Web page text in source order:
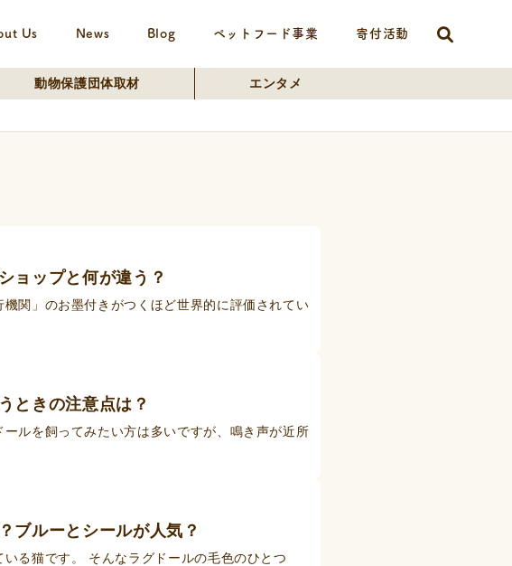
Us News Blog ペットフード事業 寄付活動
動物保護団体取材 エンタメ
ョップと何が違う？
関」のお墨付きがつくほど世界的に評価されてい
ときの注意点は？
ルを飼ってみたい方は多いですが、鳴き声が近所
ブルーとシールが人気？
る猫です。 そんなラグドールの毛色のひとつ